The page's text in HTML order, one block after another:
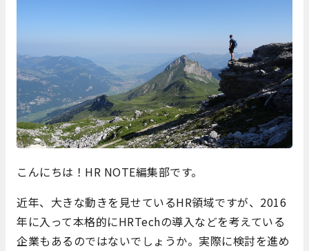
こんにちは！HR NOTE編集部です。
近年、大きな動きを見せているHR領域ですが、2016
年に入って本格的にHRTechの導入などを考えている
企業もあるのではないでしょうか。実際に検討を進め